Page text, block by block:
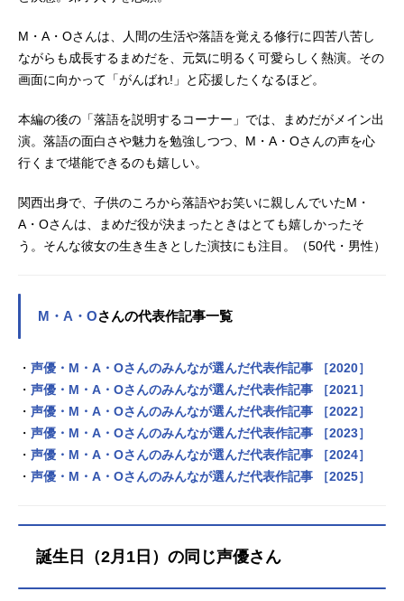
M・A・Oさんは、人間の生活や落語を覚える修行に四苦八苦し
ながらも成長するまめだを、元気に明るく可愛らしく熱演。その
画面に向かって「がんばれ!」と応援したくなるほど。
本編の後の「落語を説明するコーナー」では、まめだがメイン出
演。落語の面白さや魅力を勉強しつつ、M・A・Oさんの声を心
行くまで堪能できるのも嬉しい。
関西出身で、子供のころから落語やお笑いに親しんでいたM・
A・Oさんは、まめだ役が決まったときはとても嬉しかったそ
う。そんな彼女の生き生きとした演技にも注目。（50代・男性）
M・A・Oさんの代表作記事一覧
・ 声優・M・A・Oさんのみんなが選んだ代表作記事 ［2020］
・ 声優・M・A・Oさんのみんなが選んだ代表作記事 ［2021］
・ 声優・M・A・Oさんのみんなが選んだ代表作記事 ［2022］
・ 声優・M・A・Oさんのみんなが選んだ代表作記事 ［2023］
・ 声優・M・A・Oさんのみんなが選んだ代表作記事 ［2024］
・ 声優・M・A・Oさんのみんなが選んだ代表作記事 ［2025］
誕生日（2月1日）の同じ声優さん